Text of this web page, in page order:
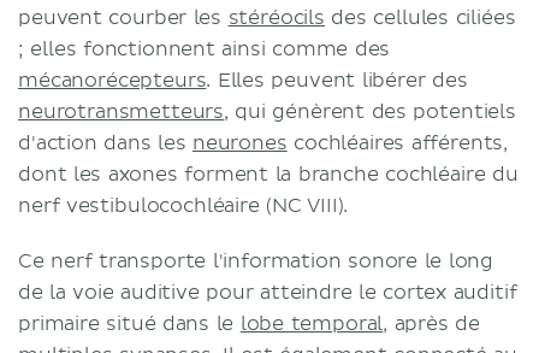
peuvent courber les stéréocils des cellules ciliées
; elles fonctionnent ainsi comme des
mécanorécepteurs. Elles peuvent libérer des
neurotransmetteurs, qui génèrent des potentiels
d'action dans les neurones cochléaires afférents,
dont les axones forment la branche cochléaire du
nerf vestibulocochléaire (NC VIII).
Ce nerf transporte l'information sonore le long
de la voie auditive pour atteindre le cortex auditif
primaire situé dans le lobe temporal, après de